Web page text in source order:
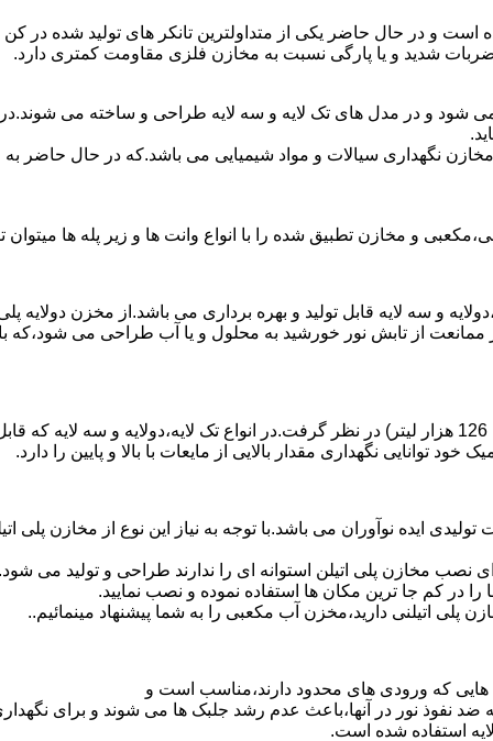
است و در حال حاضر یکی از متداولترین تانکر های تولید شده در
شدید و یا پارگی نسبت به مخازن فلزی مقاومت کمتری دارد.
شود و در مدل های تک لایه و سه لایه طراحی و ساخته می
مخازن نگهداری سیالات و مواد شیمیایی می باشد.که در حال
و مخازن تطبیق شده را با انواع وانت ها و زیر پله ها میتوان
و سه لایه قابل تولید و بهره برداری می باشد.از مخزن دولایه
ممانعت از تابش نور خورشید به محلول و یا آب طراحی می شود،که
توانایی نگهداری مقدار بالایی از مایعات با بالا و پایین را دارد.
هزار لیتر نیز از دیگر افتخارات تولیدی ایده نوآوران می باشد.با توجه به نیاز
مخازن پلی اتیلن استوانه ای را ندارند طراحی و تولید می
را در کم جا ترین مکان ها استفاده نموده و نصب نمایید.
اتیلنی دارید،مخزن آب مکعبی را به شما پیشنهاد مینمائیم..
که ورودی های محدود دارند،مناسب است و
ضد نفوذ نور در آنها،باعث عدم رشد جلبک ها می شوند و برای
استفاده شده است.